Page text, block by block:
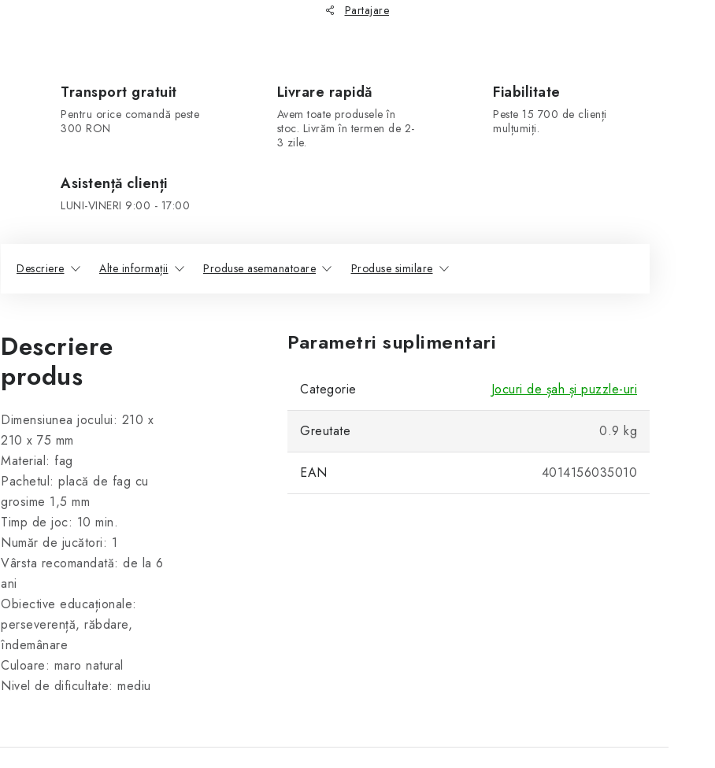
Partajare
Transport gratuit
Pentru orice comandă peste
300 RON
Livrare rapidă
Avem toate produsele în
stoc. Livrăm în termen de 2-
3 zile.
Fiabilitate
Peste 15 700 de clienți
mulțumiți.
Asistență clienți
LUNI-VINERI 9:00 - 17:00
Descriere Alte informații Produse asemanatoare Produse similare
Descriere
produs
Dimensiunea jocului: 210 x
210 x 75 mm
Material: fag
Pachetul: placă de fag cu
grosime 1,5 mm
Timp de joc: 10 min.
Număr de jucători: 1
Vârsta recomandată: de la 6
ani
Obiective educaționale:
perseverență, răbdare,
îndemânare
Culoare: maro natural
Nivel de dificultate: mediu
Parametri suplimentari
Categorie Jocuri de șah și puzzle-uri
Greutate 0.9 kg
EAN 4014156035010